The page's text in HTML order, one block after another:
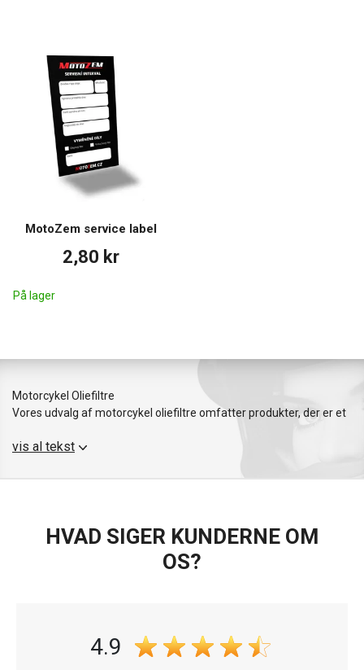
MotoZem service label
2,80 kr
På lager
Motorcykel Oliefiltre
Vores udvalg af motorcykel oliefiltre omfatter produkter, der er et
resultat af præcisionsteknik og moderne fremstillingsteknologier.
Disse filtre er velegnede til en lang række motorcykler, herunder
Hiflofiltro, MIW og MotoZem, kendt for deres pålidelighed og høje
vis al tekst
HVAD SIGER KUNDERNE OM
OS?
4.9